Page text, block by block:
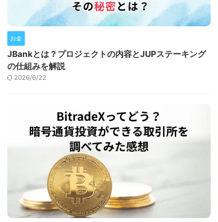
お金
JBankとは？プロジェクトの内容とJUPステーキング
の仕組みを解説
2026/6/22